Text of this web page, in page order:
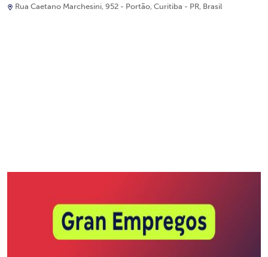
Rua Caetano Marchesini, 952 - Portão, Curitiba - PR, Brasil